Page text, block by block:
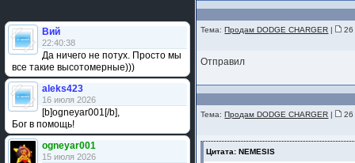
Вий
22:40:38
Да ничего не потух. Просто мы
все такие высотомерные)))
aleks423
16 июля 2026
[b]ogneyar001[/b],
Бог в помощь!
ogneyar001
15 июля 2026
Тема:Продам DODGE CHARGER | 26
Отправил
Тема:Продам DODGE CHARGER | 26
Цитата: NEMESIS